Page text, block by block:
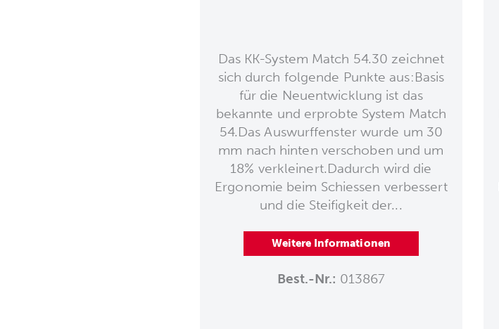
Das KK-System Match 54.30 zeichnet
sich durch folgende Punkte aus:Basis
für die Neuentwicklung ist das
bekannte und erprobte System Match
54.Das Auswurffenster wurde um 30
mm nach hinten verschoben und um
18% verkleinert.Dadurch wird die
Ergonomie beim Schiessen verbessert
und die Steifigkeit der...
Weitere Informationen
Best.-Nr.: 013867